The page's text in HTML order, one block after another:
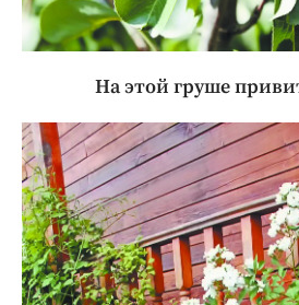
На этой груше